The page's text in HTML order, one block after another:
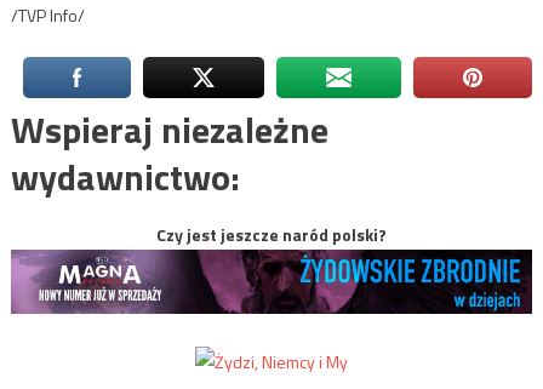
/TVP Info/
Wspieraj niezależne
wydawnictwo:
Czy jest jeszcze naród polski?